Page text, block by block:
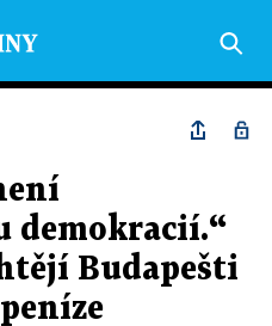
demokracií.“
Budapešti